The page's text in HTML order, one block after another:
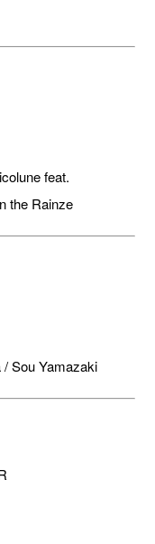
feat.
the Rainze
Sou Yamazaki